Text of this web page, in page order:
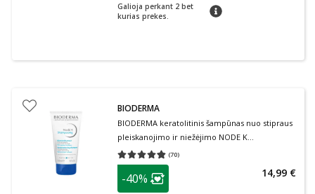
Galioja perkant 2 bet
kurias prekes.
patarimas
BIODERMA
BIODERMA keratolitinis šampūnas nuo stipraus
pleiskanojimo ir niežėjimo NODE K
Shampooing, 150 ml
(70)
Vidutinis įvertinimas 4.80
patarimas
Lojalumo klubo narių nuolaida
-40% 14,99 €